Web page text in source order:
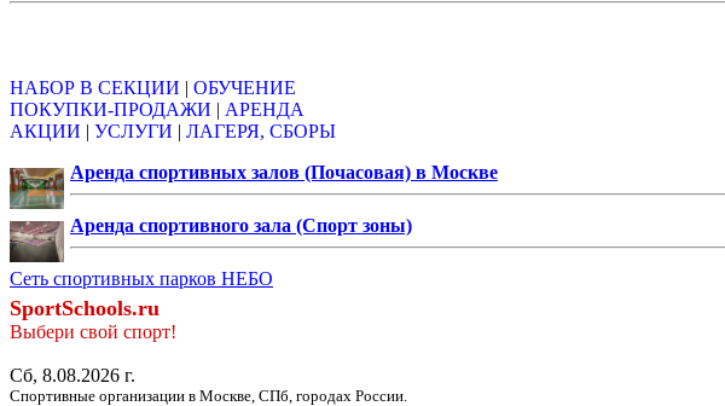
НАБОР В СЕКЦИИ | ОБУЧЕНИЕ
ПОКУПКИ-ПРОДАЖИ | АРЕНДА
АКЦИИ | УСЛУГИ | ЛАГЕРЯ, СБОРЫ
Аренда спортивных залов (Почасовая) в Москве
Аренда спортивного зала (Спорт зоны)
Сеть спортивных парков НЕБО
SportSchools.ru
Выбери свой спорт!
Сб, 8.08.2026 г.
Спортивные организации в Москве, СПб, городах России.